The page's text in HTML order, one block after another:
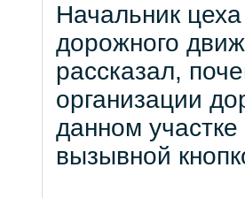
Начальник
дорожного
рассказал,
организации
данном
вызывной